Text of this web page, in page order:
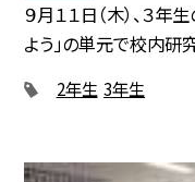
９月１１日（木）、３
よう」の単元で校内研
2年生 3年生